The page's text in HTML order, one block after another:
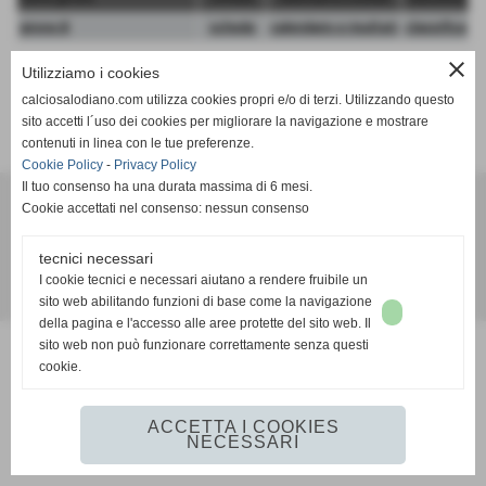
girone B
scheda calendario e risultati classifica
Realizzazione siti web www.sitoper.it
close
Utilizziamo i cookies
calciosalodiano.com utilizza cookies propri e/o di terzi. Utilizzando questo
sito accetti l´uso dei cookies per migliorare la navigazione e mostrare
contenuti in linea con le tue preferenze.
Cookie Policy - Privacy Policy
Il tuo consenso ha una durata massima di 6 mesi.
Cookie accettati nel consenso: nessun consenso
tecnici necessari
I cookie tecnici e necessari aiutano a rendere fruibile un
sito web abilitando funzioni di base come la navigazione
della pagina e l'accesso alle aree protette del sito web. Il
sito web non può funzionare correttamente senza questi
cookie.
ACCETTA I COOKIES
NECESSARI